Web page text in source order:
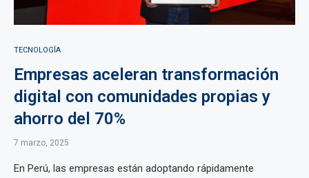
TECNOLOGÍA
Empresas aceleran transformación
digital con comunidades propias y
ahorro del 70%
7 marzo, 2025
En Perú, las empresas están adoptando rápidamente